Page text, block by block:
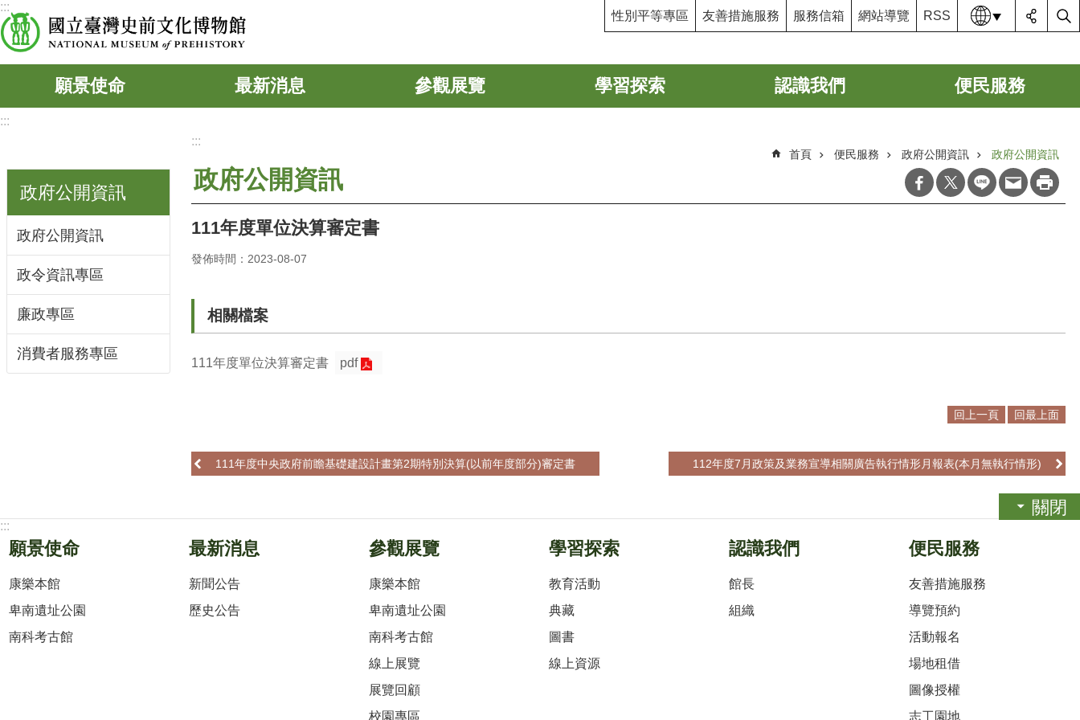
跳到主要內容區塊
:::
性別平等專區 友善措施服務 服務信箱 網站導覽 RSS 語系
願景使命 最新消息 參觀展覽 學習探索 認識我們 便民服務
:::
政府公開資訊
政府公開資訊
政令資訊專區
廉政專區
消費者服務專區
:::
首頁 便民服務 政府公開資訊 政府公開資訊
政府公開資訊
111年度單位決算審定書
發佈時間：2023-08-07
相關檔案
111年度單位決算審定書 pdf
回上一頁 回最上面
111年度中央政府前瞻基礎建設計畫第2期特別決算(以前年度部分)審定書 112年度7月政策及業務宣導相關廣告執行情形月報表(本月無執行情形)
關閉
:::
願景使命
康樂本館
卑南遺址公園
南科考古館
最新消息
新聞公告
歷史公告
參觀展覽
康樂本館
卑南遺址公園
南科考古館
線上展覽
展覽回顧
校園專區
學習探索
教育活動
典藏
圖書
線上資源
認識我們
館長
組織
便民服務
友善措施服務
導覽預約
活動報名
場地租借
圖像授權
志工園地